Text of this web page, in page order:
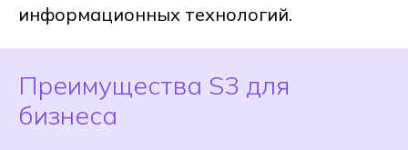
информационных технологий.
Преимущества S3 для
бизнеса